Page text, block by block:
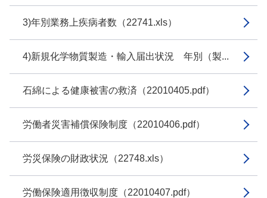
3)年別業務上疾病者数（22741.xls）
4)新規化学物質製造・輸入届出状況 年別（製...
石綿による健康被害の救済（22010405.pdf）
労働者災害補償保険制度（22010406.pdf）
労災保険の財政状況（22748.xls）
労働保険適用徴収制度（22010407.pdf）